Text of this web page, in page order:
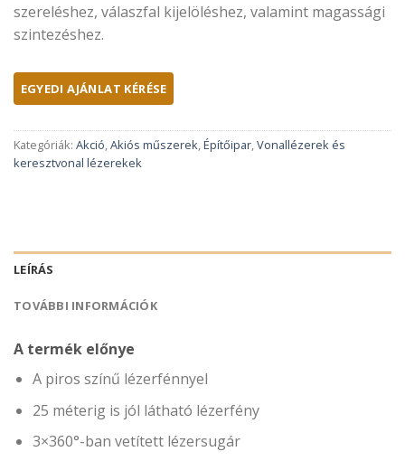
szereléshez, válaszfal kijelöléshez, valamint magassági
szintezéshez.
Kategóriák: Akció,Akiós műszerek,Építőipar,Vonallézerek és
keresztvonal lézerekek
LEÍRÁS
TOVÁBBI INFORMÁCIÓK
A termék előnye
A piros színű lézerfénnyel
25 méterig is jól látható lézerfény
3×360°-ban vetített lézersugár